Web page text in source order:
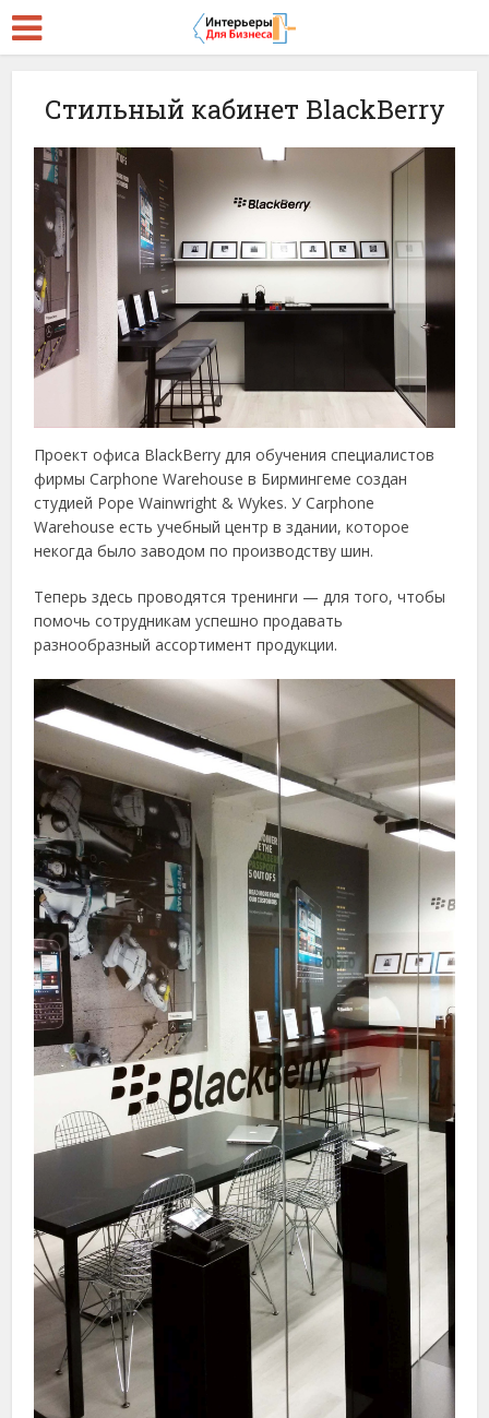
Стильный кабинет BlackBerry
Проект офиса BlackBerry для обучения специалистов
фирмы Carphone Warehouse в Бирмингеме создан
студией Pope Wainwright & Wykes. У Carphone
Warehouse есть учебный центр в здании, которое
некогда было заводом по производству шин.
Теперь здесь проводятся тренинги — для того, чтобы
помочь сотрудникам успешно продавать
разнообразный ассортимент продукции.